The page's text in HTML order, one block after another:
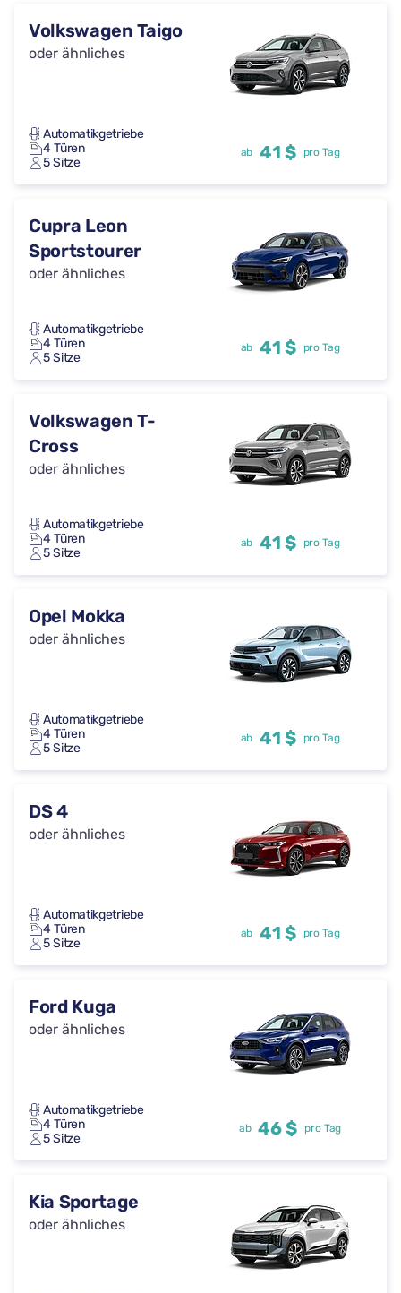
Volkswagen Taigo
oder ähnliches
Automatikgetriebe
4 Türen
5 Sitze
ab 41 $ pro Tag
Cupra Leon
Sportstourer
oder ähnliches
Automatikgetriebe
4 Türen
5 Sitze
ab 41 $ pro Tag
Volkswagen T-
Cross
oder ähnliches
Automatikgetriebe
4 Türen
5 Sitze
ab 41 $ pro Tag
Opel Mokka
oder ähnliches
Automatikgetriebe
4 Türen
5 Sitze
ab 41 $ pro Tag
DS 4
oder ähnliches
Automatikgetriebe
4 Türen
5 Sitze
ab 41 $ pro Tag
Ford Kuga
oder ähnliches
Automatikgetriebe
4 Türen
5 Sitze
ab 46 $ pro Tag
Kia Sportage
oder ähnliches